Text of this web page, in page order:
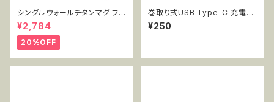
シングルウォールチタンマグ フタ
付き 450ml MT-SWM450W
L
¥2,784
20%OFF
巻取り式USB Type-C 充電・
データ転送ケーブル DA-AC-0
01
¥250